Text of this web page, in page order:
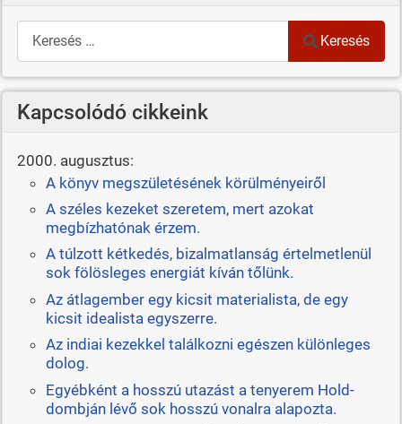
Keresés
Keresés
Kapcsolódó cikkeink
2000. augusztus:
A könyv megszületésének körülményeiről
A széles kezeket szeretem, mert azokat
megbízhatónak érzem.
A túlzott kétkedés, bizalmatlanság értelmetlenül
sok fölösleges energiát kíván tőlünk.
Az átlagember egy kicsit materialista, de egy
kicsit idealista egyszerre.
Az indiai kezekkel találkozni egészen különleges
dolog.
Egyébként a hosszú utazást a tenyerem Hold-
dombján lévő sok hosszú vonalra alapozta.